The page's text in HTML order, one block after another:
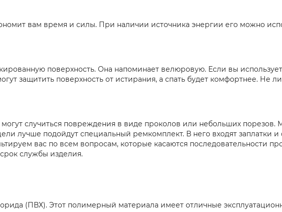
вам время и силы. При наличии источника энергии его можно
поверхность. Она напоминает велюровую. Если вы
защитить поверхность от истирания, а спать будет комфортнее. Не
случиться повреждения в виде проколов или небольших порезов.
лучше подойдут специальный ремкомплект. В него входят заплатки
вас по всем вопросам, которые касаются последовательности
службы изделия.
(ПВХ). Этот полимерный материала имеет отличные